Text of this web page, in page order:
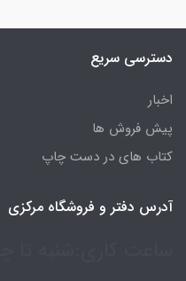
دسترسی سریع
اخبار
پیش فروش ها
کتاب های در دست چاپ
آدرس دفتر و فروشگاه مرکزی